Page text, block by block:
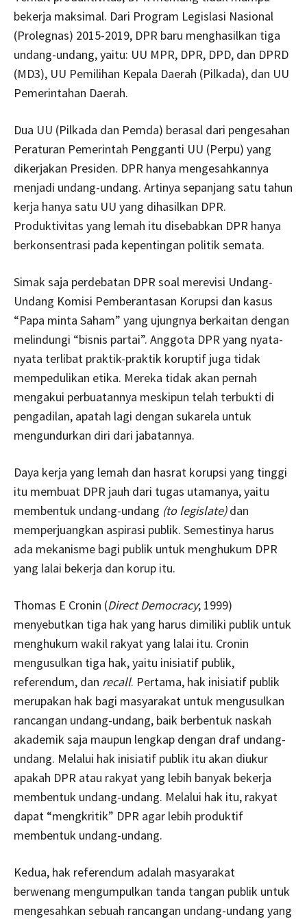
bekerja maksimal. Dari Program Legislasi Nasional
(Prolegnas) 2015-2019, DPR baru menghasilkan tiga
undang-undang, yaitu: UU MPR, DPR, DPD, dan DPRD
(MD3), UU Pemilihan Kepala Daerah (Pilkada), dan UU
Pemerintahan Daerah.
Dua UU (Pilkada dan Pemda) berasal dari pengesahan
Peraturan Pemerintah Pengganti UU (Perpu) yang
dikerjakan Presiden. DPR hanya mengesahkannya
menjadi undang-undang. Artinya sepanjang satu tahun
kerja hanya satu UU yang dihasilkan DPR.
Produktivitas yang lemah itu disebabkan DPR hanya
berkonsentrasi pada kepentingan politik semata.
Simak saja perdebatan DPR soal merevisi Undang-
Undang Komisi Pemberantasan Korupsi dan kasus
“Papa minta Saham” yang ujungnya berkaitan dengan
melindungi “bisnis partai”. Anggota DPR yang nyata-
nyata terlibat praktik-praktik koruptif juga tidak
mempedulikan etika. Mereka tidak akan pernah
mengakui perbuatannya meskipun telah terbukti di
pengadilan, apatah lagi dengan sukarela untuk
mengundurkan diri dari jabatannya.
Daya kerja yang lemah dan hasrat korupsi yang tinggi
itu membuat DPR jauh dari tugas utamanya, yaitu
membentuk undang-undang (to legislate)dan
memperjuangkan aspirasi publik. Semestinya harus
ada mekanisme bagi publik untuk menghukum DPR
yang lalai bekerja dan korup itu.
Thomas E Cronin (Direct Democracy; 1999)
menyebutkan tiga hak yang harus dimiliki publik untuk
menghukum wakil rakyat yang lalai itu. Cronin
mengusulkan tiga hak, yaitu inisiatif publik,
referendum, dan recall. Pertama, hak inisiatif publik
merupakan hak bagi masyarakat untuk mengusulkan
rancangan undang-undang, baik berbentuk naskah
akademik saja maupun lengkap dengan draf undang-
undang. Melalui hak inisiatif publik itu akan diukur
apakah DPR atau rakyat yang lebih banyak bekerja
membentuk undang-undang. Melalui hak itu, rakyat
dapat “mengkritik” DPR agar lebih produktif
membentuk undang-undang.
Kedua, hak referendum adalah masyarakat
berwenang mengumpulkan tanda tangan publik untuk
mengesahkan sebuah rancangan undang-undang yang